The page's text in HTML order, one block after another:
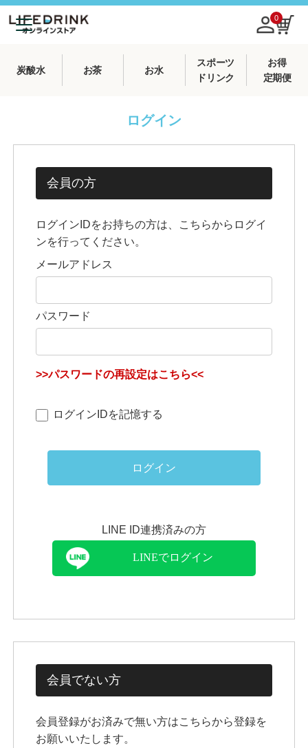
0
炭酸水 お茶 お水
スポーツ
ドリンク
お得
定期便
ログイン
会員の方
ログインIDをお持ちの方は、こちらからログイ
ンを行ってください。
メールアドレス
パスワード
>>パスワードの再設定はこちら<<
ログインIDを記憶する
ログイン
LINE ID連携済みの方
LINEでログイン
会員でない方
会員登録がお済みで無い方はこちらから登録を
お願いいたします。